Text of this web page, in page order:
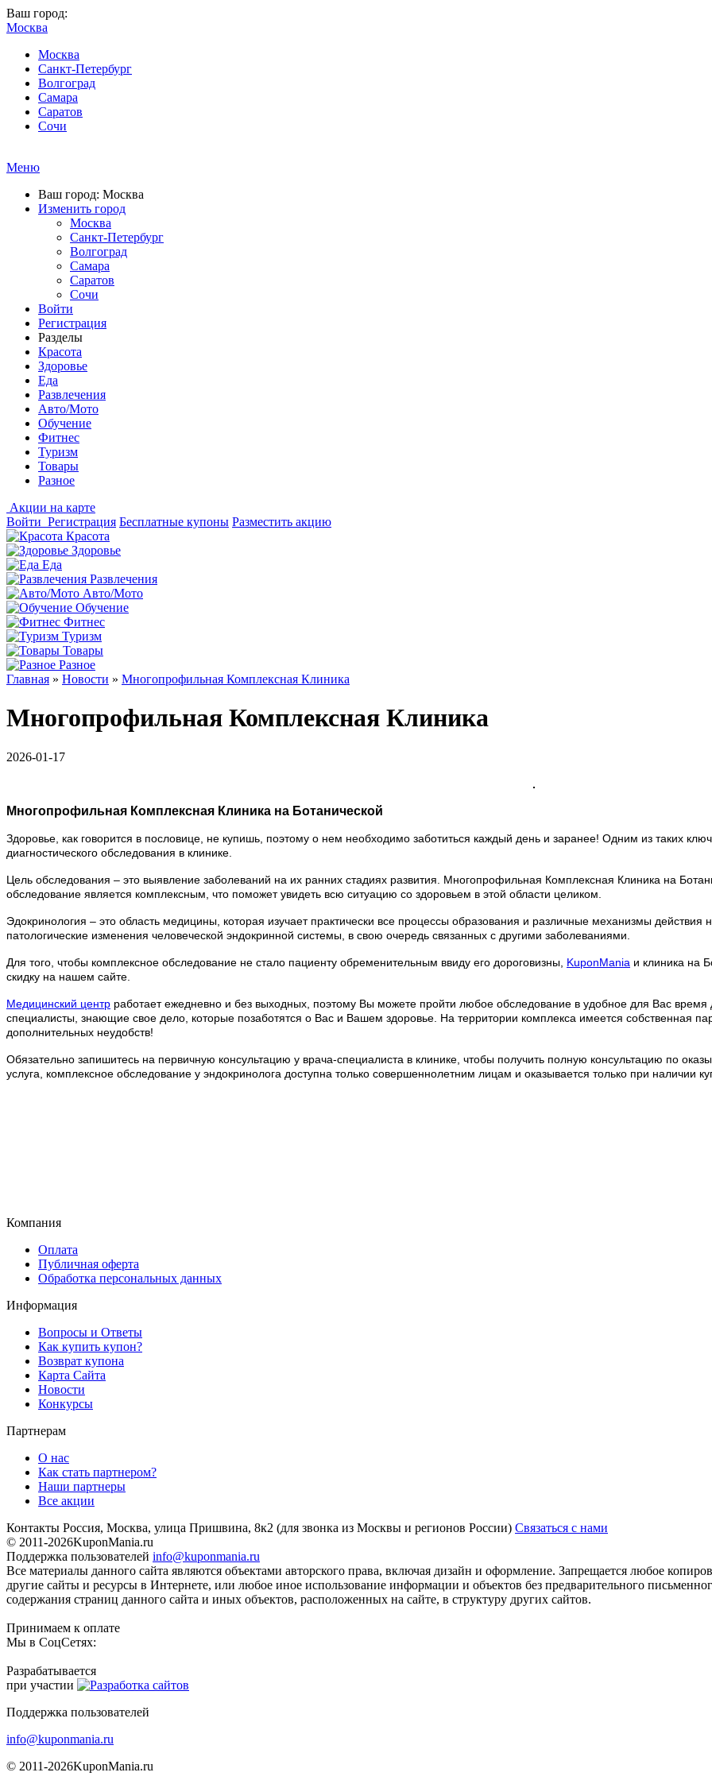
Ваш город:
Москва
Москва
Санкт-Петербург
Волгоград
Самара
Саратов
Сочи
Меню
Ваш город: Москва
Изменить город
Москва
Санкт-Петербург
Волгоград
Самара
Саратов
Сочи
Войти
Регистрация
Разделы
Красота
Здоровье
Еда
Развлечения
Авто/Мото
Обучение
Фитнес
Туризм
Товары
Разное
Акции на карте
Войти Регистрация Бесплатные купоны Разместить акцию
Красота
Здоровье
Еда
Развлечения
Авто/Мото
Обучение
Фитнес
Туризм
Товары
Разное
Главная » Новости » Многопрофильная Комплексная Клиника
Многопрофильная Комплексная Клиника
2026-01-17
Многопрофильная Комплексная Клиника на Ботанической
Здоровье, как говорится в пословице, не купишь, поэтому о нем необходимо заботиться каждый день и заранее! Одним из таких
диагностического обследования в клинике.
Цель обследования – это выявление заболеваний на их ранних стадиях развития. Многопрофильная Комплексная Клиника на
обследование является комплексным, что поможет увидеть всю ситуацию со здоровьем в этой области целиком.
Эдокринология – это область медицины, которая изучает практически все процессы образования и различные механизмы
патологические изменения человеческой эндокринной системы, в свою очередь связанных с другими заболеваниями.
Для того, чтобы комплексное обследование не стало пациенту обременительным ввиду его дороговизны, KuponMania и клиника на
скидку на нашем сайте.
Медицинский центр работает ежедневно и без выходных, поэтому Вы можете пройти любое обследование в удобное для Вас
специалисты, знающие свое дело, которые позаботятся о Вас и Вашем здоровье. На территории комплекса имеется собственная
дополнительных неудобств!
Обязательно запишитесь на первичную консультацию у врача-специалиста в клинике, чтобы получить полную консультацию по
услуга, комплексное обследование у эндокринолога доступна только совершеннолетним лицам и оказывается только при наличии
Компания
Оплата
Публичная оферта
Обработка персональных данных
Информация
Вопросы и Ответы
Как купить купон?
Возврат купона
Карта Сайта
Новости
Конкурсы
Партнерам
О нас
Как стать партнером?
Наши партнеры
Все акции
Контакты Россия, Москва, улица Пришвина, 8к2 (для звонка из Москвы и регионов России) Связаться с нами
© 2011-2026KuponMania.ru
Поддержка пользователей info@kuponmania.ru
Все материалы данного сайта являются объектами авторского права, включая дизайн и оформление. Запрещается любое
другие сайты и ресурсы в Интернете, или любое иное использование информации и объектов без предварительного
содержания страниц данного сайта и иных объектов, расположенных на сайте, в структуру других сайтов.
Принимаем к оплате
Мы в СоцСетях:
Разрабатывается
при участии
Поддержка пользователей
info@kuponmania.ru
© 2011-2026KuponMania.ru